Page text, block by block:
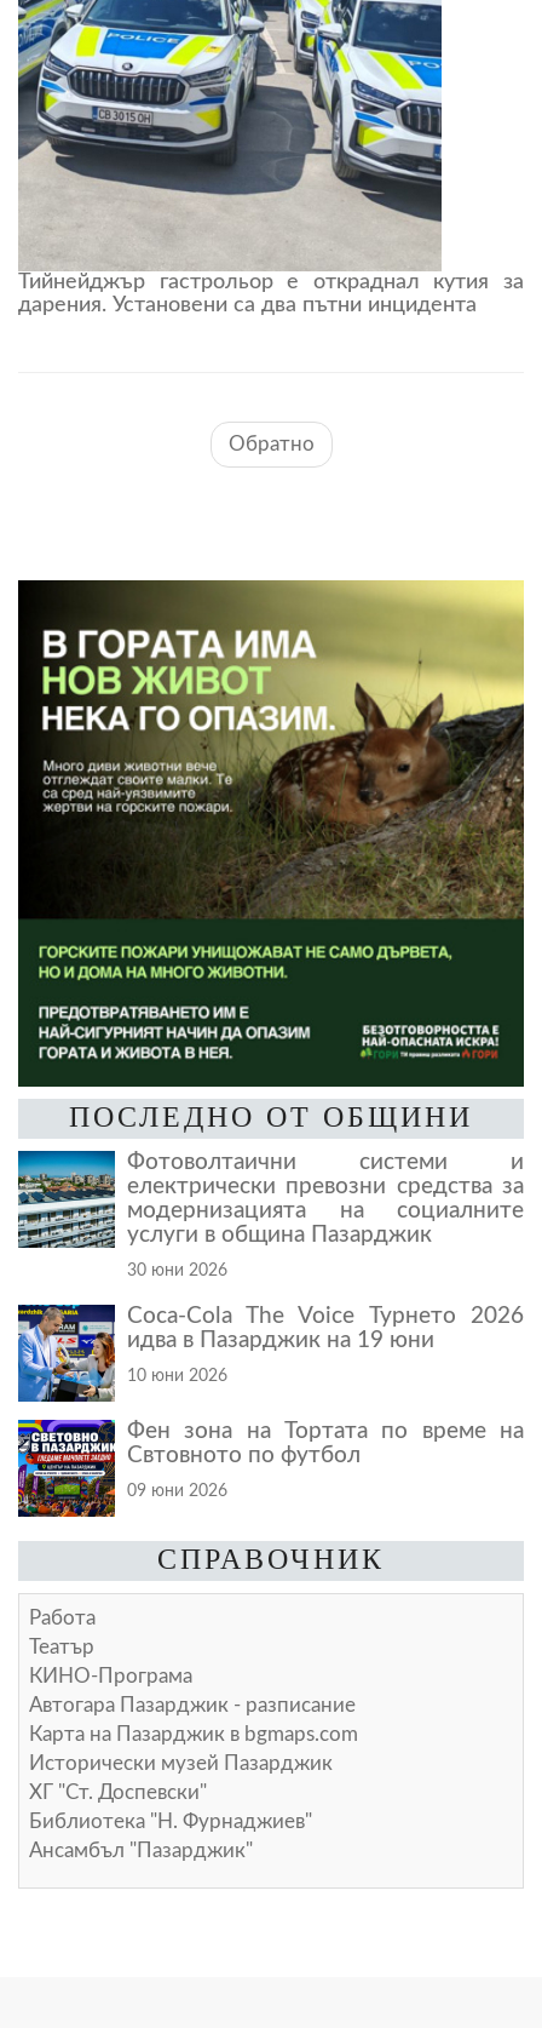
Тийнейджър гастрольор е откраднал кутия за
дарения. Установени са два пътни инцидента
Обратно
ПОСЛЕДНО ОТ ОБЩИНИ
Фотоволтаични системи и
електрически превозни средства за
модернизацията на социалните
услуги в община Пазарджик
30 юни 2026
Coca-Cola The Voice Турнето 2026
идва в Пазарджик на 19 юни
10 юни 2026
Фен зона на Тортата по време на
Свтовното по футбол
09 юни 2026
СПРАВОЧНИК
Работа
Театър
КИНО-Програма
Автогара Пазарджик - разписание
Карта на Пазарджик в bgmaps.com
Исторически музей Пазарджик
ХГ "Ст. Доспевски"
Библиотека "Н. Фурнаджиев"
Ансамбъл "Пазарджик"